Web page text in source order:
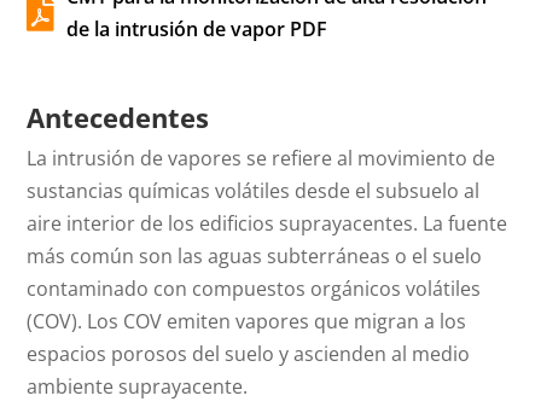
 de la intrusión de vapor PDF
Antecedentes
La intrusión de vapores se refiere al movimiento de
sustancias químicas volátiles desde el subsuelo al
aire interior de los edificios suprayacentes. La fuente
más común son las aguas subterráneas o el suelo
contaminado con compuestos orgánicos volátiles
(COV). Los COV emiten vapores que migran a los
espacios porosos del suelo y ascienden al medio
ambiente suprayacente.